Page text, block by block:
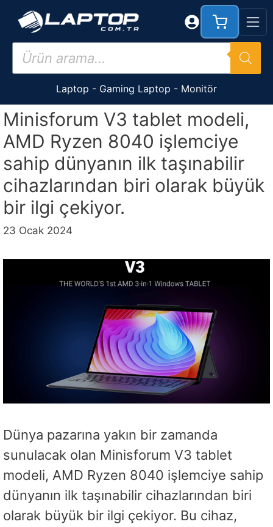
Products
search
Laptop - Gaming Laptop - Monitör
Minisforum V3 tablet modeli,
AMD Ryzen 8040 işlemciye
sahip dünyanın ilk taşınabilir
cihazlarından biri olarak büyük
bir ilgi çekiyor.
23 Ocak 2024
Dünya pazarına yakın bir zamanda
sunulacak olan Minisforum V3 tablet
modeli, AMD Ryzen 8040 işlemciye sahip
dünyanın ilk taşınabilir cihazlarından biri
olarak büyük bir ilgi çekiyor. Bu cihaz,